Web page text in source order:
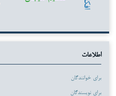
اطلاعات
برای خوانندگان
برای نویسندگان